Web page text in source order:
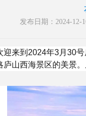
发布日期：2024-
迎来到2024年3月30
庐山西海景区的美景